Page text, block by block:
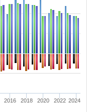
2016 2018 2020 2022 2024